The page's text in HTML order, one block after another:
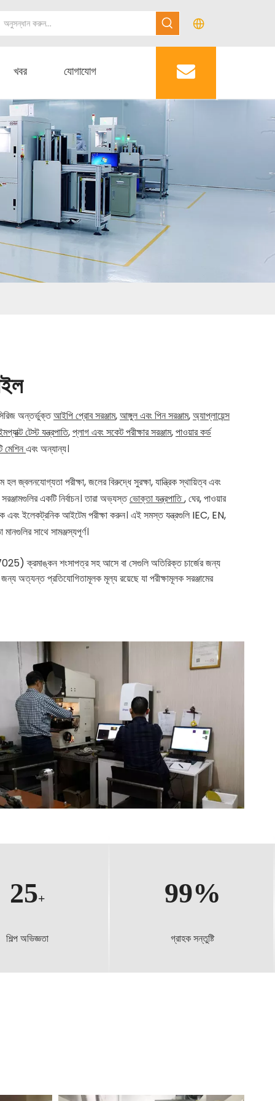
খবর যোগাযোগ
অন্তর্ভুক্তআইপি প্রোব সরঞ্জাম,আঙ্গুল এবং পিন সরঞ্জাম,অ্যাপ্লায়েন্স
টেস্ট যন্ত্রপাতি,প্লাগ এবং সকেট পরীক্ষার সরঞ্জাম,পাওয়ার কর্ড
মেশিনএবং অন্যান্য।
হল জ্বলনযোগ্যতা পরীক্ষা, জলের বিরুদ্ধে সুরক্ষা, যান্ত্রিক স্থায়িত্ব এবং
একটি নির্বাচন। তারা অভ্যস্তভোক্তা যন্ত্রপাতি, ঘের, পাওয়ার
এবং ইলেকট্রনিক আইটেম পরীক্ষা করুন। এই সমস্ত যন্ত্রগুলি IEC, EN,
সাথে সামঞ্জস্যপূর্ণ।
ক্রমাঙ্কন শংসাপত্র সহ আসে বা সেগুলি অতিরিক্ত চার্জের জন্য
অত্যন্ত প্রতিযোগিতামূলক মূল্য রয়েছে যা পরীক্ষামূলক সরঞ্জামের
25+
শিল্প অভিজ্ঞতা
99%
গ্রাহক সন্তুষ্টি